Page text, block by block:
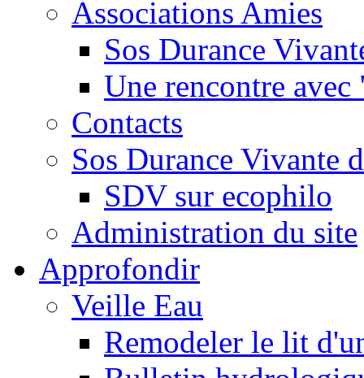
Associations Amies
Sos Durance
Une rencontre
Contacts
Sos Durance Vivante
SDV sur ecophilo
Administration du site
Approfondir
Veille Eau
Remodeler le lit